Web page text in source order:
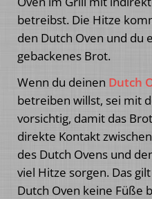
betreibst. Die Hitze
den Dutch Oven und du
gebackenes Brot.
Wenn du deinen Dutch
betreiben willst, sei mit
vorsichtig, damit das
direkte Kontakt
des Dutch Ovens und
viel Hitze sorgen. Das
Dutch Oven keine Füße